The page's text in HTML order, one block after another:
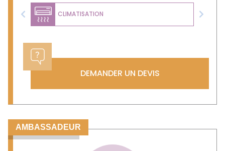
CLIMATISATION
Previous Next
DEMANDER UN DEVIS
AMBASSADEUR